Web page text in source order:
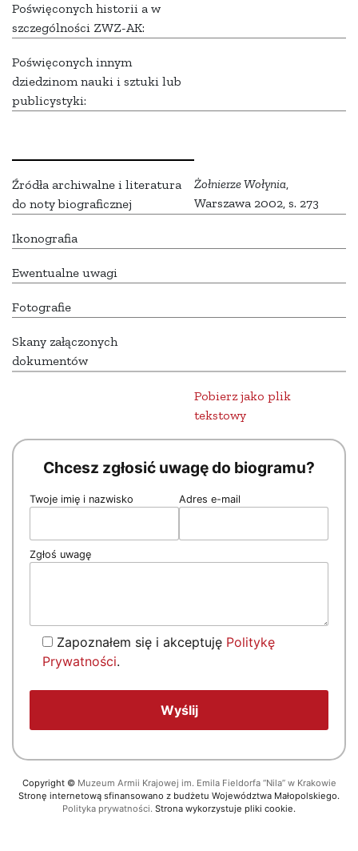
Poświęconych historii a w
szczególności ZWZ-AK:
Poświęconych innym
dziedzinom nauki i sztuki lub
publicystyki:
Źródła archiwalne i literatura
do noty biograficznej
Żołnierze Wołynia,
Warszawa 2002, s. 273
Ikonografia
Ewentualne uwagi
Fotografie
Skany załączonych
dokumentów
Pobierz jako plik
tekstowy
Chcesz zgłosić uwagę do biogramu?
Twoje imię i nazwisko Adres e-mail
Zgłoś uwagę
Zapoznałem się i akceptuję Politykę
Prywatności.
Copyright © Muzeum Armii Krajowej im. Emila Fieldorfa “Nila” w Krakowie
Stronę internetową sfinansowano z budżetu Województwa Małopolskiego.
Polityka prywatności. Strona wykorzystuje pliki cookie.